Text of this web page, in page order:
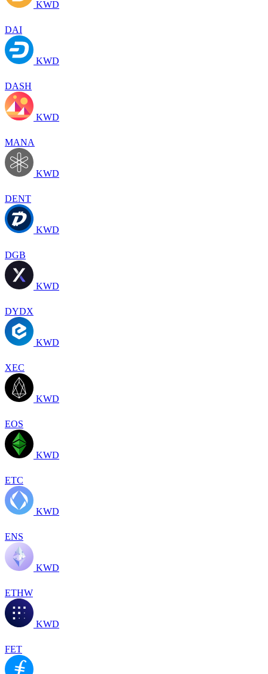
KWD
DAI
KWD
DASH
KWD
MANA
KWD
DENT
KWD
DGB
KWD
DYDX
KWD
XEC
KWD
EOS
KWD
ETC
KWD
ENS
KWD
ETHW
KWD
FET